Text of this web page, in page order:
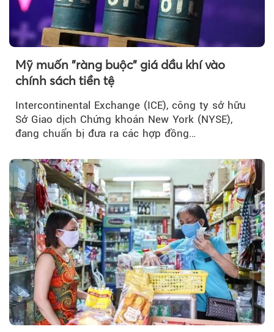
Mỹ muốn "ràng buộc" giá dầu khí vào
chính sách tiền tệ
Intercontinental Exchange (ICE), công ty sở hữu
Sở Giao dịch Chứng khoán New York (NYSE),
đang chuẩn bị đưa ra các hợp đồng…